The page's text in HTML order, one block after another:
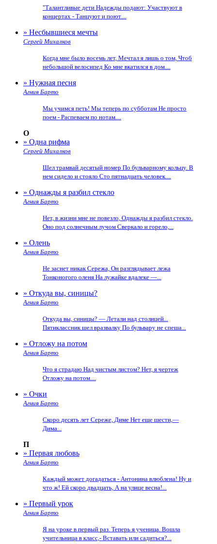
"Талантливые дети Надежды подают: Участвуют в
концертах - Танцуют и поют....
» Несбывшиеся мечты
Сергей Михалков
Когда мне было восемь лет, Мечтал я лишь о том, Чтоб
небольшой велосипед Ко мне вкатился в дом....
» Нужная песня
Агния Барто
Мы учимся петь! Мы теперь по субботам Не просто
поем - Распеваем по нотам....
О
» Одна рифма
Сергей Михалков
Шел трамвай десятый номер По бульварному кольцу. В
нем сидело и стояло Сто пятнадцать человек....
» Однажды я разбил стекло
Агния Барто
Нет, в жизни мне не повезло, Однажды я разбил стекло.
Оно под солнечным лучом Сверкало и горело,...
» Олень
Агния Барто
Не заснет никак Сережа, Он разглядывает лежа
Тонконогого оленя На лужайке вдалеке —...
» Откуда вы, синицы?
Агния Барто
Откуда вы, синицы? — Летали над столицей...
Пятиклассник шел вразвалку По бульвару не спеша...
» Отложу на потом
Агния Барто
Что я страдаю Над чистым листом? Нет, я чертеж
Отложу на потом....
» Очки
Агния Барто
Скоро десять лет Сереже, Диме Нет еще шести,—
Дима...
П
» Первая любовь
Агния Барто
Каждый может догадаться - Антонина влюблена! Ну и
что ж! Ей скоро двадцать, А на улице весна!...
» Первый урок
Агния Барто
Я на уроке в первый раз. Теперь я ученица. Вошла
учительница в класс,- Вставать или садиться?...